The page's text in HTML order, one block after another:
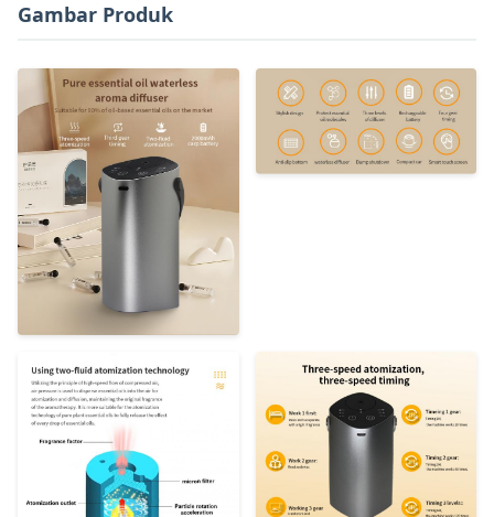
Gambar Produk